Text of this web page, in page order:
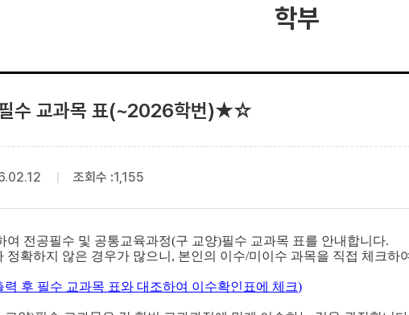
학부
수 교과목 표(~2026학번)★☆
조회수 :1,155
여 전공필수 및 공통교육과정(구 교양)필수 교과목 표를 안내합니다.
정확하지 않은 경우가 많으니, 본인의 이수/미이수 과목을 직접 체크
후 필수 교과목 표와 대조하여 이수확인표에 체크)